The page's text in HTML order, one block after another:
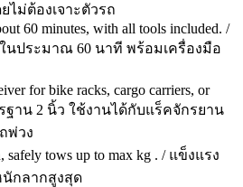
ไม่ต้องเจาะตัวรถ
60 minutes, with all tools included. /
นประมาณ 60 นาที พร้อมเครื่องมือ
for bike racks, cargo carriers, or
ฐาน 2 นิ้ว ใช้งานได้กับแร็คจักรยาน
พ่วง
safely tows up to max kg . / แข็งแรง
กลากสูงสุด